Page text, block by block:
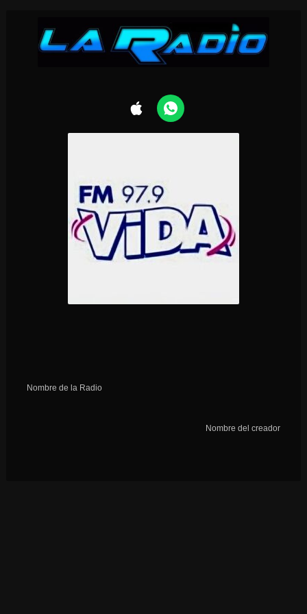
Nombre de la Radio
Nombre del creador